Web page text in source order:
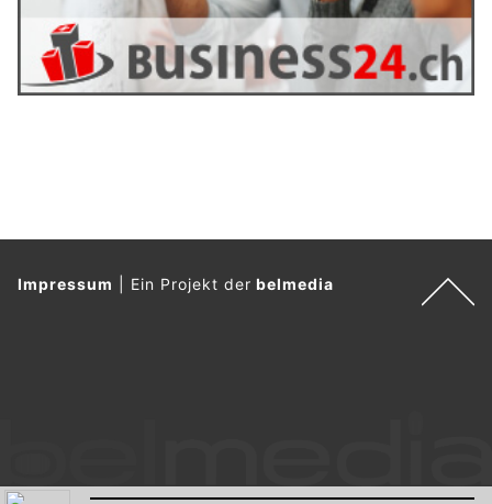
Impressum Ein Projekt derbelmedia